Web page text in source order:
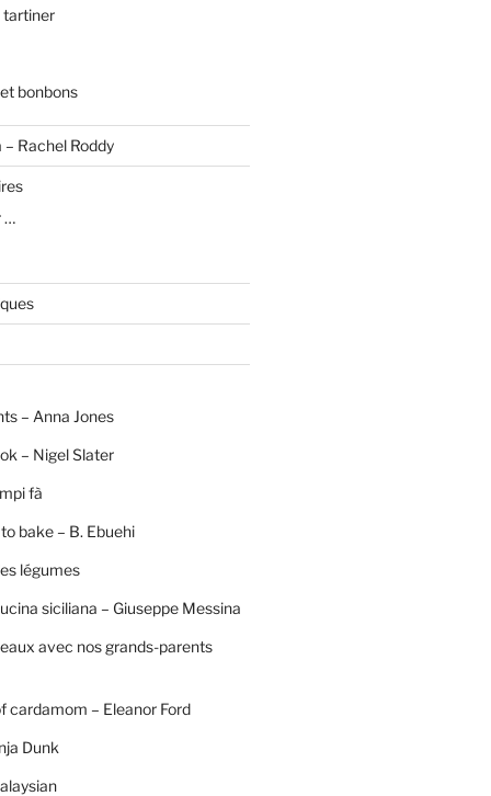
tartiner
bonbons
Rachel Roddy
…
– Anna Jones
– Nigel Slater
fà
bake – B. Ebuehi
légumes
siciliana – Giuseppe Messina
avec nos grands-parents
cardamom – Eleanor Ford
Dunk